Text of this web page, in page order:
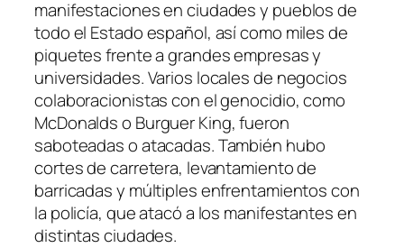
manifestaciones en ciudades y pueblos de
todo el Estado español, así como miles de
piquetes frente a grandes empresas y
universidades. Varios locales de negocios
colaboracionistas con el genocidio, como
McDonalds o Burguer King, fueron
saboteadas o atacadas. También hubo
cortes de carretera, levantamiento de
barricadas y múltiples enfrentamientos con
la policía, que atacó a los manifestantes en
distintas ciudades.